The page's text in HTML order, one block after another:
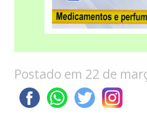
Postado em 22 de